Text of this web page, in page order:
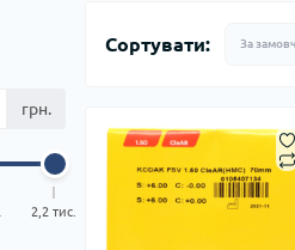
грн.
2,2 тис.
Сортувати: